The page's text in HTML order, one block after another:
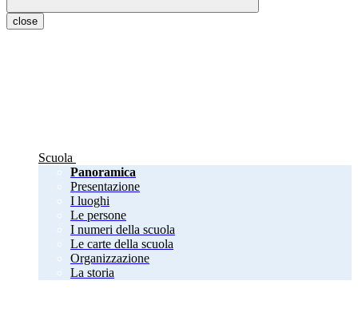
close
Scuola
Panoramica
Presentazione
I luoghi
Le persone
I numeri della scuola
Le carte della scuola
Organizzazione
La storia